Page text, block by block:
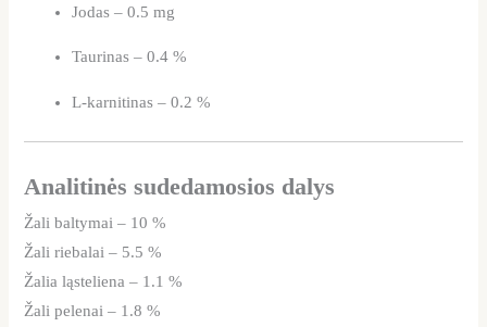
Jodas – 0.5 mg
Taurinas – 0.4 %
L-karnitinas – 0.2 %
Analitinės sudedamosios dalys
Žali baltymai – 10 %
Žali riebalai – 5.5 %
Žalia ląsteliena – 1.1 %
Žali pelenai – 1.8 %